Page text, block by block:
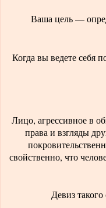
Ваша цель —
Когда вы ведете себя
Лицо, агрессивное в
права и взгляды
свойственно, что
Девиз